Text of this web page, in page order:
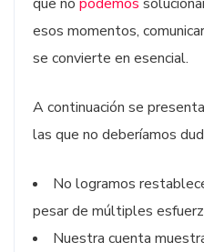
esos momentos,
se convierte en esencial.
A continuación se
las que no deberíamos
No logramos
pesar de múltiples
Nuestra cuenta